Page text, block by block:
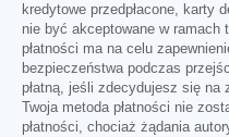
kredytowe przedpłacone, karty
nie być akceptowane w ramach
płatności ma na celu
bezpieczeństwa podczas
płatną, jeśli zdecydujesz się
Twoja metoda płatności nie
płatności, chociaż żądania